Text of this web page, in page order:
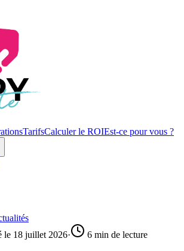
TarifsCalculer le ROIEst-ce pour vous ?
le 18 juillet 2026· 6 min de lecture